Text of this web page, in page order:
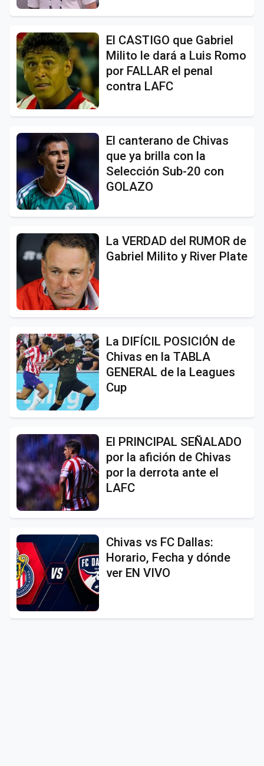
El CASTIGO que Gabriel
Milito le dará a Luis Romo
por FALLAR el penal
contra LAFC
El canterano de Chivas
que ya brilla con la
Selección Sub-20 con
GOLAZO
La VERDAD del RUMOR de
Gabriel Milito y River Plate
La DIFÍCIL POSICIÓN de
Chivas en la TABLA
GENERAL de la Leagues
Cup
El PRINCIPAL SEÑALADO
por la afición de Chivas
por la derrota ante el
LAFC
Chivas vs FC Dallas:
Horario, Fecha y dónde
ver EN VIVO